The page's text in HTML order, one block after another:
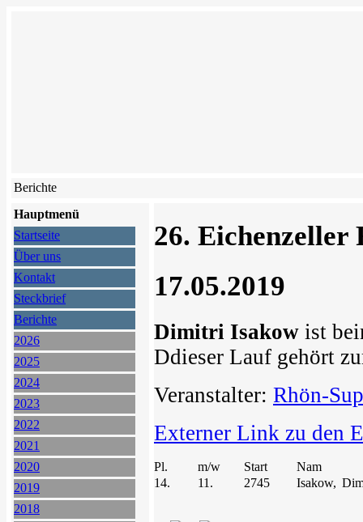
Berichte
Hauptmenü
Startseite
Über uns
Kontakt
Steckbrief
Berichte
2026
2025
2024
2023
2022
2021
2020
2019
2018
26. Eichenzeller
17.05.2019
Dimitri Isakow ist
Ddieser Lauf gehört
Veranstalter: Rhön-
Externer Link zu den
Pl. m/w Start
Nam
14.
11. 2745 Isakow,